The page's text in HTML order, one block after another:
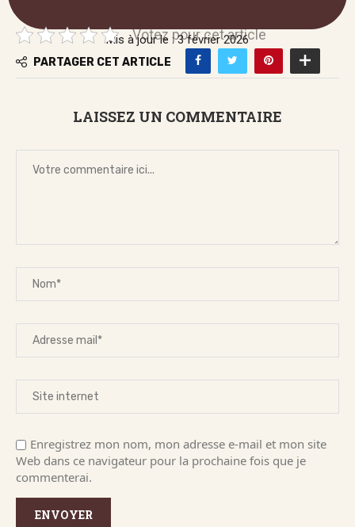
Mis à jour le : 3 février 2026
Votez pour cet article
PARTAGER CET ARTICLE
LAISSEZ UN COMMENTAIRE
Enregistrez mon nom, mon adresse e-mail et mon site
Web dans ce navigateur pour la prochaine fois que je
commenterai.